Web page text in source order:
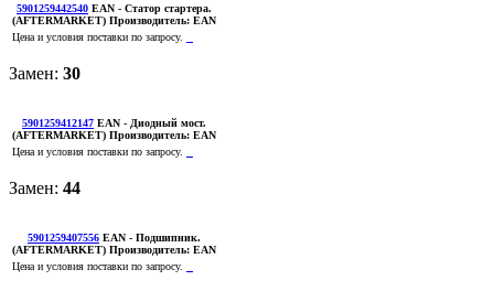
5901259442540 EAN - Статор стартера.
(AFTERMARKET) Производитель: EAN
Цена и условия поставки по запросу.
Замен: 30
5901259412147 EAN - Диодный мост.
(AFTERMARKET) Производитель: EAN
Цена и условия поставки по запросу.
Замен: 44
5901259407556 EAN - Подшипник.
(AFTERMARKET) Производитель: EAN
Цена и условия поставки по запросу.